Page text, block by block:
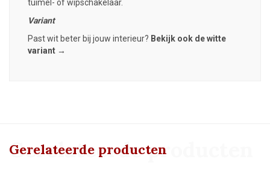
tuimel- of wipschakelaar.
Variant
Past wit beter bij jouw interieur? Bekijk ook de witte
variant →
Gerelateerde producten
Gerelateerde producten